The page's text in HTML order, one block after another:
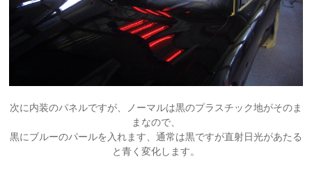
次に内装のパネルですが、ノーマルは黒のプラスチック地がそのま
まなので、
黒にブルーのパールを入れます、通常は黒ですが直射日光があたる
と青く変化します。